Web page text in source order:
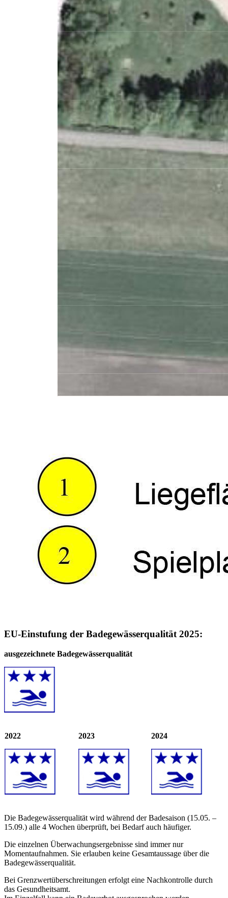
EU-Einstufung der Badegewässerqualität 2025:
ausgezeichnete Badegewässerqualität
2022 2023 2024
Die Badegewässerqualität wird während der Badesaison (15.05. –
15.09.) alle 4 Wochen überprüft, bei Bedarf auch häufiger.
Die einzelnen Überwachungsergebnisse sind immer nur
Momentaufnahmen. Sie erlauben keine Gesamtaussage über die
Badegewässerqualität.
Bei Grenzwertüberschreitungen erfolgt eine Nachkontrolle durch
das Gesundheitsamt.